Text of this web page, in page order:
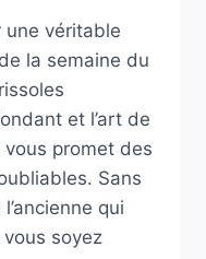
une véritable
la semaine du
et l’art de
promet des
Sans
qui
soyez